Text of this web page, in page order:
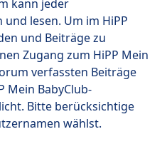
kann jeder
lesen. Um im HiPP
und Beiträge zu
Zugang zum HiPP Mein
verfassten Beiträge
Mein BabyClub-
Bitte berücksichtige
wählst.